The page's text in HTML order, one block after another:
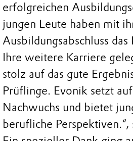
erfolgreichen
jungen Leute haben mit
Ausbildungsabschluss
Ihre weitere Karriere
stolz auf das gute
Prüflinge. Evonik setzt
Nachwuchs und bietet
berufliche Perspektiven.“,